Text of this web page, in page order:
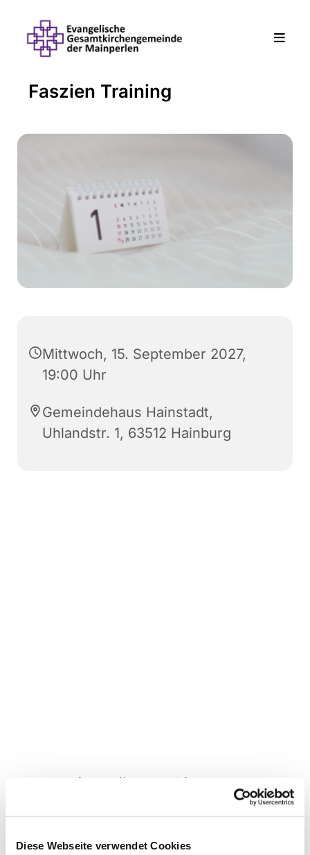
Diese Webseite verwendet Cookies
Faszien Training
Mittwoch, 15. September 2027,
19:00 Uhr
Gemeindehaus Hainstadt,
Uhlandstr. 1, 63512 Hainburg
Dies könnte Sie auch